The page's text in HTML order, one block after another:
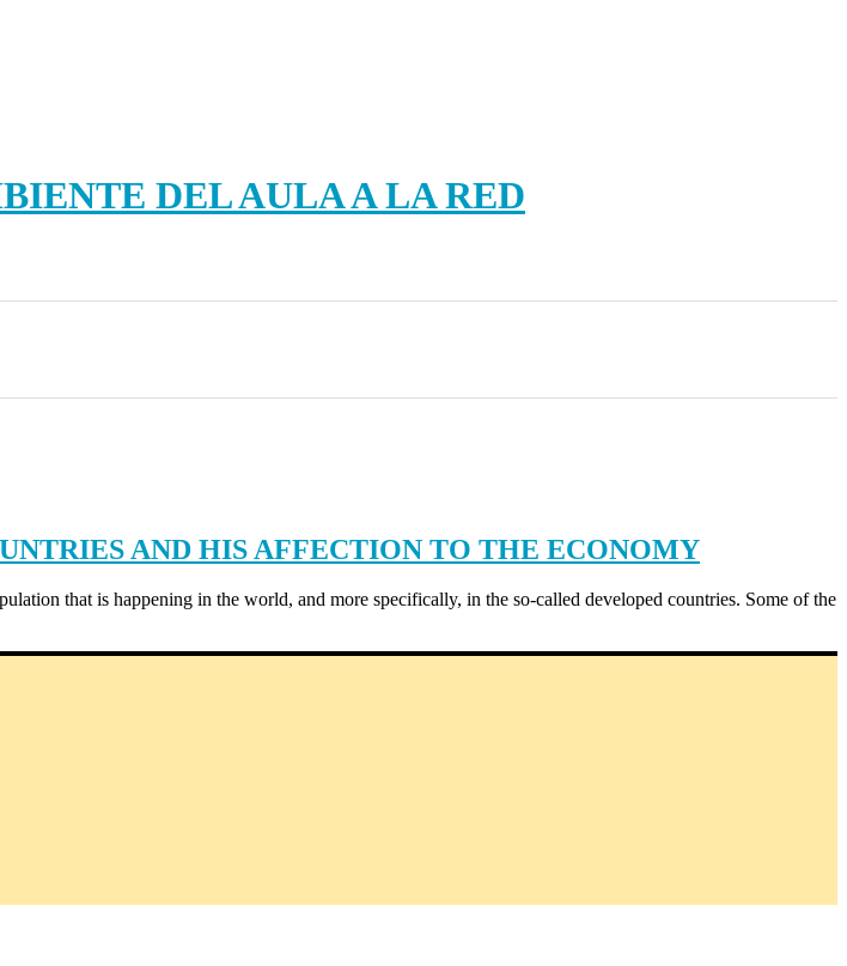
DEL AULA A LA RED
AND HIS AFFECTION TO THE ECONOMY
that is happening in the world, and more specifically, in the so-called developed countries. Some of the